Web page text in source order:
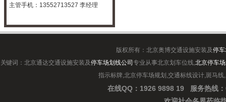
主管手机：13552713527 李经理
版权所有：北京奥博交通设施安装及停
关键词：北京通达交通设施安装及停车场划线公司专业从事北京划车位线,北京停车
指示标牌,北京停车场规划,交通标线设计,斑马
在线QQ：1926 9898 19
服务热线